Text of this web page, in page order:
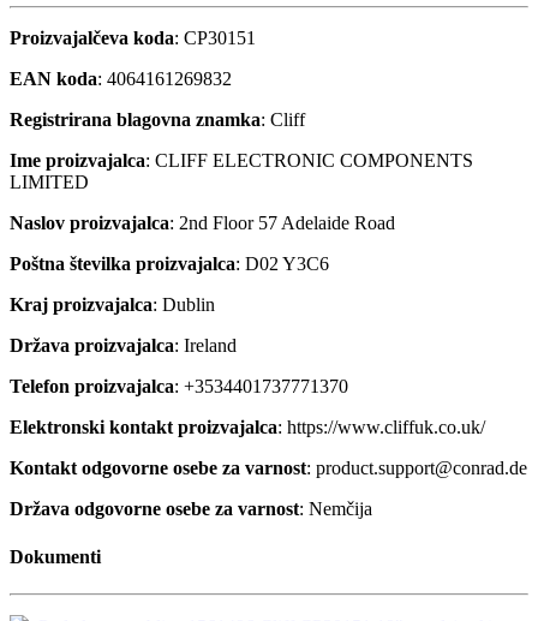
Proizvajalčeva koda: CP30151
EAN koda: 4064161269832
Registrirana blagovna znamka: Cliff
Ime proizvajalca: CLIFF ELECTRONIC COMPONENTS
LIMITED
Naslov proizvajalca: 2nd Floor 57 Adelaide Road
Poštna številka proizvajalca: D02 Y3C6
Kraj proizvajalca: Dublin
Država proizvajalca: Ireland
Telefon proizvajalca: +3534401737771370
Elektronski kontakt proizvajalca: https://www.cliffuk.co.uk/
Kontakt odgovorne osebe za varnost: product.support@conrad.de
Država odgovorne osebe za varnost: Nemčija
Dokumenti